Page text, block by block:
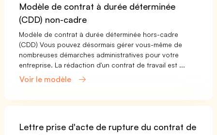
Modèle de contrat à durée déterminée
(CDD) non-cadre
Modèle de contrat à durée déterminée hors-cadre
(CDD) Vous pouvez désormais gérer vous-même de
nombreuses démarches administratives pour votre
entreprise. La rédaction d'un contrat de travail est ...
Voir le modèle
Lettre prise d'acte de rupture du contrat de